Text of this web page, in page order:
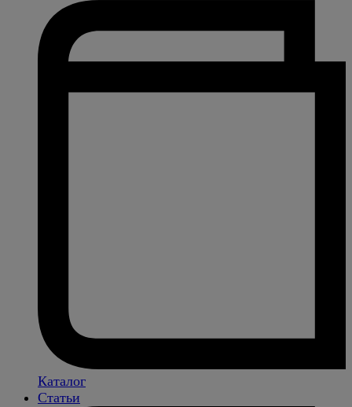
Каталог
Статьи